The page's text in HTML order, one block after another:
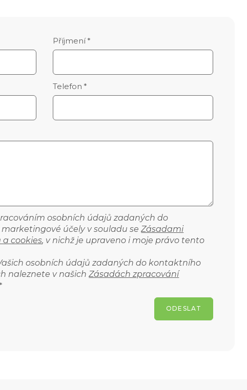
Příjmení *
Telefon *
osobních údajů zadaných do
účely v souladu seZásadami
a cookies, v nichž je upraveno i moje právo tento
osobních údajů zadaných do kontaktního
naleznete v našichZásadách zpracování
*
ODESLAT